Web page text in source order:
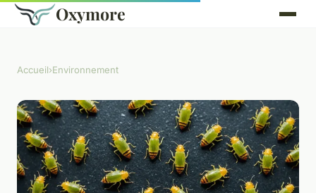
Oxymore
Accueil›Environnement